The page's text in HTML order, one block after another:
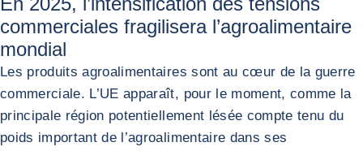
commerciales fragilisera l’agroalimentaire
mondial
Les produits agroalimentaires sont au cœur de la guerre
commerciale. L’UE apparaît, pour le moment, comme la
principale région potentiellement lésée compte tenu du
poids important de l’agroalimentaire dans ses